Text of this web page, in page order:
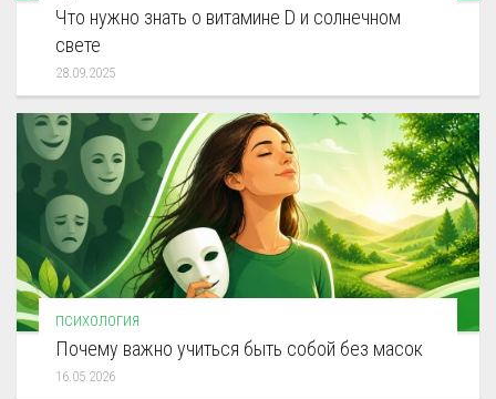
Что нужно знать о витамине D и солнечном
свете
28.09.2025
ПСИХОЛОГИЯ
Почему важно учиться быть собой без масок
16.05.2026